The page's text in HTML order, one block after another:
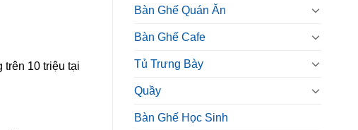
Bàn Ghế Quán Ăn
Bàn Ghế Cafe
Tủ Trưng Bày
Quầy
Bàn Ghế Học Sinh
trên 10 triệu tại